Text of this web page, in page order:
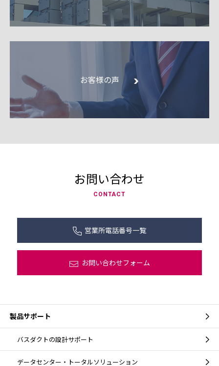
お客様の声
お問い合わせ
CONTACT
営業所電話番号一覧
お問い合わせフォーム
製品サポート
バスダクトの設計サポート
データセンター・トータルソリューション